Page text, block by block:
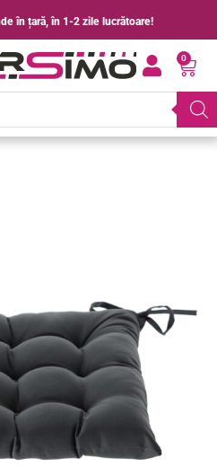
în țară, în 1-2 zile lucrătoare!
0
Cart